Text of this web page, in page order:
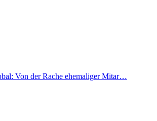
Von der Rache ehemaliger Mitar…